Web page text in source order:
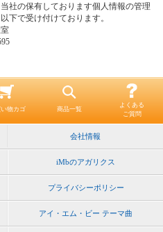
社の保有しております個人情報の管理
下で受け付けております。
物カゴ 商品一覧
よくある
ご質問
会社情報
iMbのアガリクス
プライバシーポリシー
アイ・エム・ビー テーマ曲